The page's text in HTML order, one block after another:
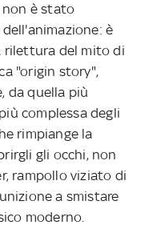
è stato
è
del mito di
"origin story",
da quella più
complessa degli
rimpiange la
gli occhi, non
rampollo viziato di
a smistare
moderno.